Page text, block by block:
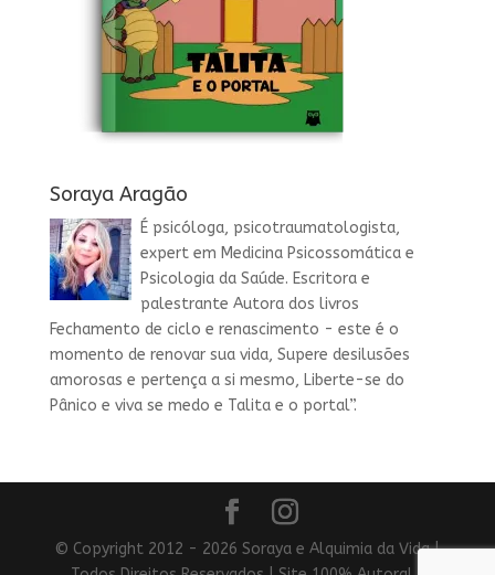
Soraya Aragão
É psicóloga, psicotraumatologista,
expert em Medicina Psicossomática e
Psicologia da Saúde. Escritora e
palestrante Autora dos livros
Fechamento de ciclo e renascimento - este é o
momento de renovar sua vida, Supere desilusões
amorosas e pertença a si mesmo, Liberte-se do
Pânico e viva se medo e Talita e o portal”.
© Copyright 2012 - 2026 Soraya e Alquimia da Vida |